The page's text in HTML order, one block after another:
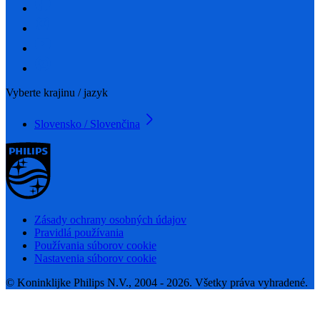
Vyberte krajinu / jazyk
Slovensko / Slovenčina
Zásady ochrany osobných údajov
Pravidlá používania
Používania súborov cookie
Nastavenia súborov cookie
© Koninklijke Philips N.V., 2004 - 2026. Všetky práva vyhradené.